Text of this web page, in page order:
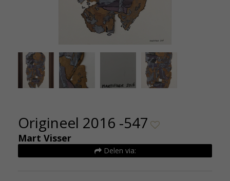
Origineel 2016 -547
Mart Visser
Delen via: